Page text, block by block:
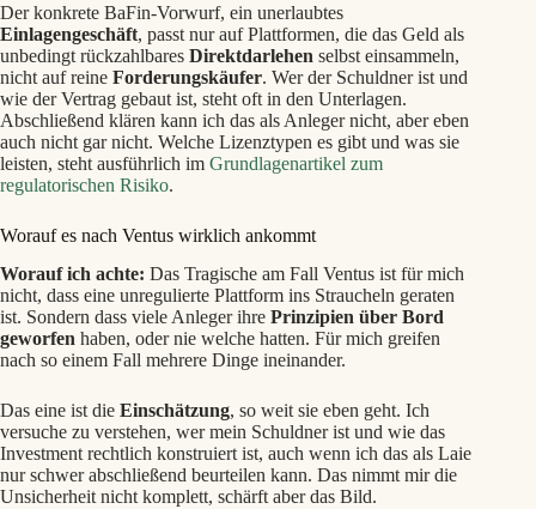
Der konkrete BaFin-Vorwurf, ein unerlaubtes
Einlagengeschäft, passt nur auf Plattformen, die das Geld als
unbedingt rückzahlbares Direktdarlehen selbst einsammeln,
nicht auf reine Forderungskäufer. Wer der Schuldner ist und
wie der Vertrag gebaut ist, steht oft in den Unterlagen.
Abschließend klären kann ich das als Anleger nicht, aber eben
auch nicht gar nicht. Welche Lizenztypen es gibt und was sie
leisten, steht ausführlich im Grundlagenartikel zum
regulatorischen Risiko.
Worauf es nach Ventus wirklich ankommt
Worauf ich achte: Das Tragische am Fall Ventus ist für mich
nicht, dass eine unregulierte Plattform ins Straucheln geraten
ist. Sondern dass viele Anleger ihre Prinzipien über Bord
geworfen haben, oder nie welche hatten. Für mich greifen
nach so einem Fall mehrere Dinge ineinander.
Das eine ist die Einschätzung, so weit sie eben geht. Ich
versuche zu verstehen, wer mein Schuldner ist und wie das
Investment rechtlich konstruiert ist, auch wenn ich das als Laie
nur schwer abschließend beurteilen kann. Das nimmt mir die
Unsicherheit nicht komplett, schärft aber das Bild.